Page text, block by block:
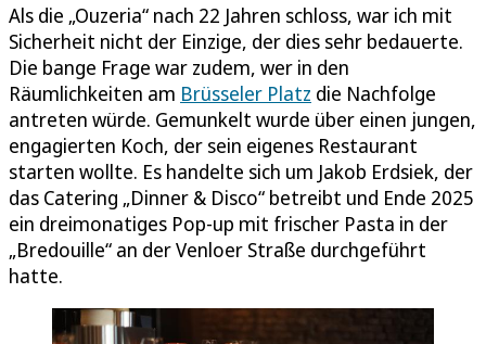
Als die „Ouzeria“ nach 22 Jahren schloss, war ich mit
Sicherheit nicht der Einzige, der dies sehr bedauerte.
Die bange Frage war zudem, wer in den
Räumlichkeiten am Brüsseler Platz die Nachfolge
antreten würde. Gemunkelt wurde über einen jungen,
engagierten Koch, der sein eigenes Restaurant
starten wollte. Es handelte sich um Jakob Erdsiek, der
das Catering „Dinner & Disco“ betreibt und Ende 2025
ein dreimonatiges Pop-up mit frischer Pasta in der
„Bredouille“ an der Venloer Straße durchgeführt
hatte.